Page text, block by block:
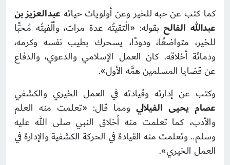
كما كتب عن حبه للخير وعن أولويات حياته عبدالعزيز بن
عبدالله الفالحبقوله: «الْتقيتُه عدة مرات، وألْفيتُه مُحبًّا
للخير، متواضعًا، ودودًا، يسحرك بطيب نفسه وكرمه،
ودماثة أخلاقه. كان العمل الإسلامي والدعوي، والدفاع
عن قضايا المسلمين همَّه الأول».
وكتب عن إدارته وقيادته في العمل الخيري والكشفي
عصام يحيى الفيلالي ومما قال: «تعلمت منه العلم
والأدب، كما تعلمت منه أخلاق النبي صلى الله عليه
وسلم.. وتعلمت منه القيادة في الحركة الكشفية والإدارة في
العمل الخيري».